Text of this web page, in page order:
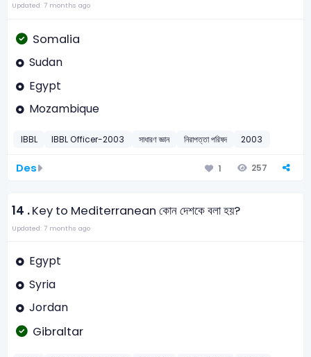
Updated: 7 months ago
Somalia
Sudan
Egypt
Mozambique
IBBL IBBL Officer-2003 সাধারণ জ্ঞান নিরাপত্তা পরিষদ 2003
Des 1 257
14 .Key to Mediterranean কোন দেশকে বলা হয়?
Updated: 7 months ago
Egypt
Syria
Jordan
Gibraltar